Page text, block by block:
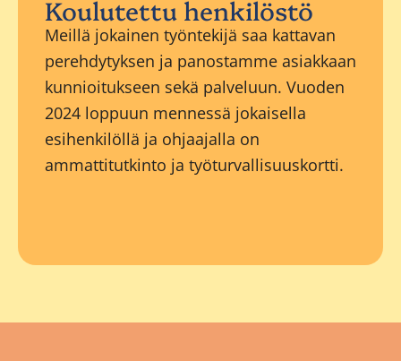
Koulutettu henkilöstö
Meillä jokainen työntekijä saa kattavan
perehdytyksen ja panostamme asiakkaan
kunnioitukseen sekä palveluun. Vuoden
2024 loppuun mennessä jokaisella
esihenkilöllä ja ohjaajalla on
ammattitutkinto ja työturvallisuuskortti.